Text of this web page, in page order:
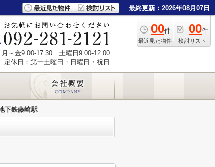
最終更新：2026年08月07日
00件
最近見た物件
00件
検討リスト
月～金9:00-17:30 土曜日9:00-12:00
定休日：第一土曜日・日曜日・祝日
下鉄藤崎駅